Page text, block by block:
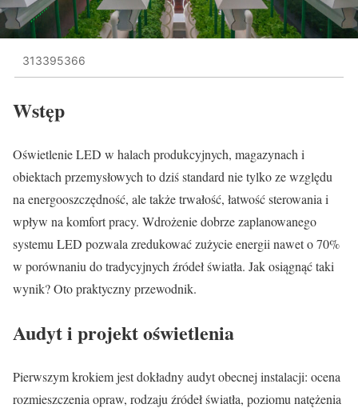
313395366
Wstęp
Oświetlenie LED w halach produkcyjnych, magazynach i
obiektach przemysłowych to dziś standard nie tylko ze względu
na energooszczędność, ale także trwałość, łatwość sterowania i
wpływ na komfort pracy. Wdrożenie dobrze zaplanowanego
systemu LED pozwala zredukować zużycie energii nawet o 70%
w porównaniu do tradycyjnych źródeł światła. Jak osiągnąć taki
wynik? Oto praktyczny przewodnik.
Audyt i projekt oświetlenia
Pierwszym krokiem jest dokładny audyt obecnej instalacji: ocena
rozmieszczenia opraw, rodzaju źródeł światła, poziomu natężenia